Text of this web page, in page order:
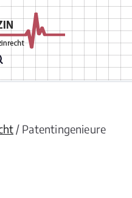
für
Arztrecht, Arzthaftungsrecht,
Arztvertragsrecht,
Krankenhausrecht,
Apothekenrecht,
Pflegeversicherungsrecht,
Patentingenieure